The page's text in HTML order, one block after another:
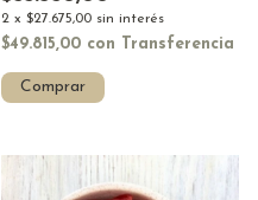
2 x $27.675,00 sin interés
$49.815,00 con Transferencia
Comprar